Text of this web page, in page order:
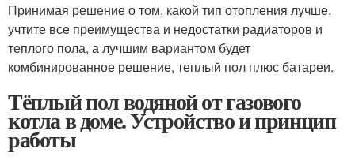
Принимая решение о том, какой тип отопления лучше,
учтите все преимущества и недостатки радиаторов и
теплого пола, а лучшим вариантом будет
комбинированное решение, теплый пол плюс батареи.
Тёплый пол водяной от газового
котла в доме. Устройство и принцип
работы